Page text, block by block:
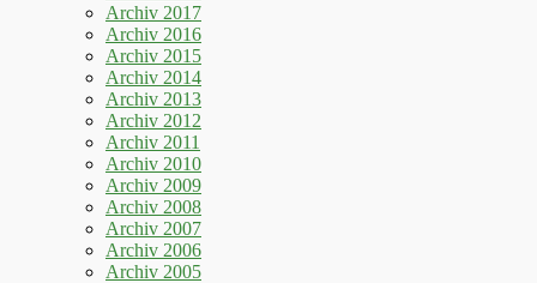
Archiv 2017
Archiv 2016
Archiv 2015
Archiv 2014
Archiv 2013
Archiv 2012
Archiv 2011
Archiv 2010
Archiv 2009
Archiv 2008
Archiv 2007
Archiv 2006
Archiv 2005